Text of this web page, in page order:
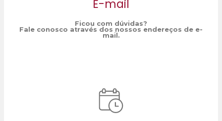
E-mail
Ficou com dúvidas?
Fale conosco através dos nossos endereços de e-
mail.